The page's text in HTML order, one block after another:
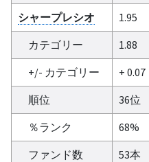
シャープレシオ 1.95
カテゴリー
1.88
+/- カテゴリー
+ 0.07
順位
36位
％ランク
68%
ファンド数
53本